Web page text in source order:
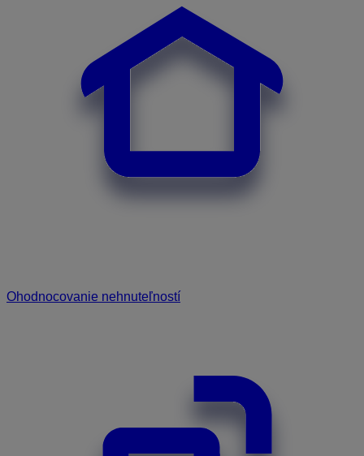
Ohodnocovanie nehnuteľností